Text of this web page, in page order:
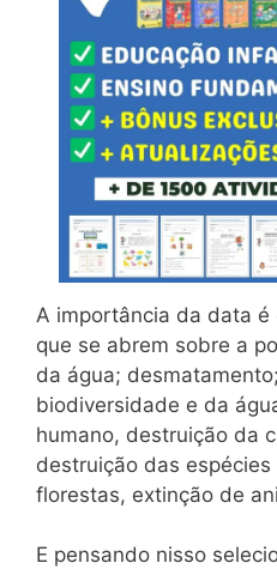
A importância da data
que se abrem sobre a
da água;
biodiversidade e da
humano, destruição da
destruição das
florestas, extinção de
E pensando nisso